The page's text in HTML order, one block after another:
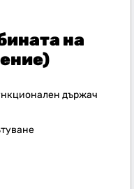
на
държач